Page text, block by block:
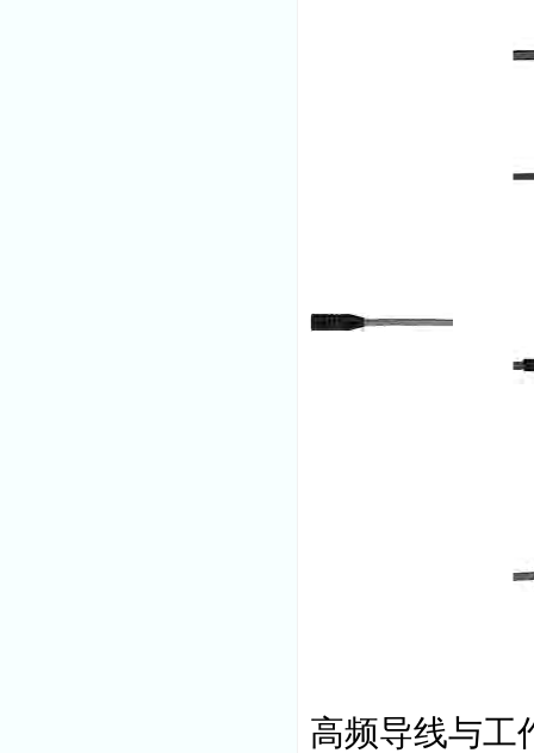
高频导线与工